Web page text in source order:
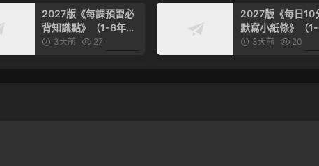
2027版《每課預習必
背知識點》（1-6年級
上）（語文）
3天前
27
2027版《每日10
默寫小紙條》（
級上語文）
3天前
20